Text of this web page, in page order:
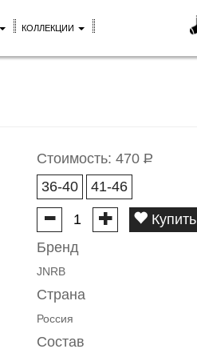
КОЛЛЕКЦИИ
Стоимость: 470 Р
36-40
41-46
Купить
Бренд
JNRB
Страна
Россия
Состав